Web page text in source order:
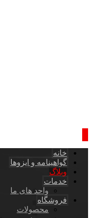
خانه
گواهینامه و ایزوها
وبلاگ
خدمات
واحد های ما
فروشگاه
محصولات